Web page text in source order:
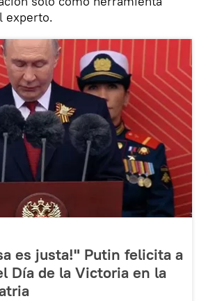
experto.
es justa!" Putin felicita a
Día de la Victoria en la